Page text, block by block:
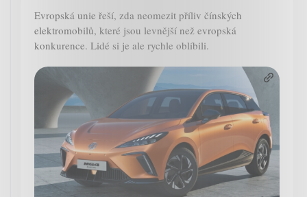
Evropská unie řeší, zda neomezit příliv čínských
elektromobilů, které jsou levnější než evropská
konkurence. Lidé si je ale rychle oblíbili.